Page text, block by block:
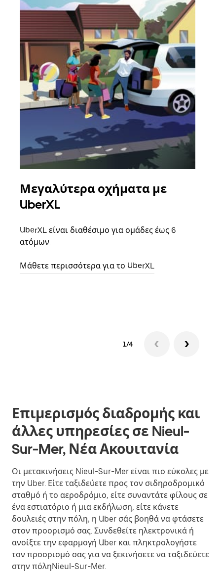
Μεγαλύτερα οχήματα με
UberXL
UberXL είναι διαθέσιμο για ομάδες έως 6
ατόμων.
Μάθετε περισσότερα για το UberXL
1/4
Επιμερισμός διαδρομής και
άλλες υπηρεσίες σε Nieul-
Sur-Mer, Νέα Ακουιτανία
Οι μετακινήσεις Nieul-Sur-Mer είναι πιο εύκολες με
την Uber. Είτε ταξιδεύετε προς τον σιδηροδρομικό
σταθμό ή το αεροδρόμιο, είτε συναντάτε φίλους σε
ένα εστιατόριο ή μια εκδήλωση, είτε κάνετε
δουλειές στην πόλη, η Uber σάς βοηθά να φτάσετε
στον προορισμό σας. Συνδεθείτε ηλεκτρονικά ή
ανοίξτε την εφαρμογή Uber και πληκτρολογήστε
τον προορισμό σας για να ξεκινήσετε να ταξιδεύετε
στην πόληNieul-Sur-Mer.